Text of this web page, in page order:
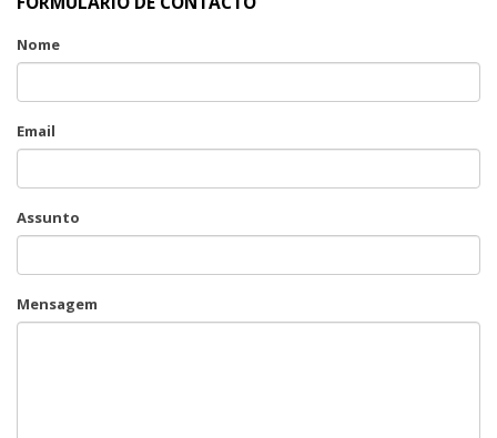
Nome
Email
Assunto
Mensagem